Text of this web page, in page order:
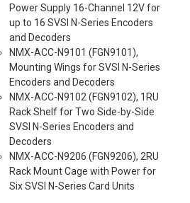
Power Supply 16-Channel 12V for
up to 16 SVSI N-Series Encoders
and Decoders
NMX-ACC-N9101 (FGN9101),
Mounting Wings for SVSI N-Series
Encoders and Decoders
NMX-ACC-N9102 (FGN9102), 1RU
Rack Shelf for Two Side-by-Side
SVSI N-Series Encoders and
Decoders
NMX-ACC-N9206 (FGN9206), 2RU
Rack Mount Cage with Power for
Six SVSI N-Series Card Units